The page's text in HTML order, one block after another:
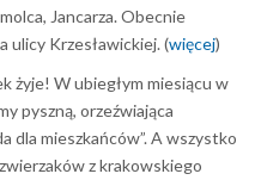
Jancarza. Obecnie
ulicy Krzesławickiej. (więcej)
żyje! W ubiegłym miesiącu w
pyszną, orzeźwiająca
dla mieszkańców”. A wszystko
z krakowskiego